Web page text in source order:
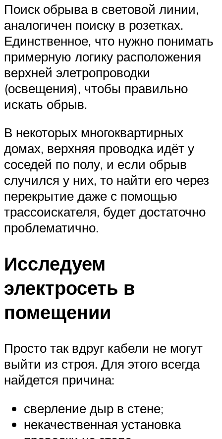
Поиск обрыва в световой линии,
аналогичен поиску в розетках.
Единственное, что нужно понимать
примерную логику расположения
верхней элетропроводки
(освещения), чтобы правильно
искать обрыв.
В некоторых многоквартирных
домах, верхняя проводка идёт у
соседей по полу, и если обрыв
случился у них, то найти его через
перекрытие даже с помощью
трассоискателя, будет достаточно
проблематично.
Исследуем
электросеть в
помещении
Просто так вдруг кабели не могут
выйти из строя. Для этого всегда
найдется причина:
сверление дыр в стене;
некачественная установка